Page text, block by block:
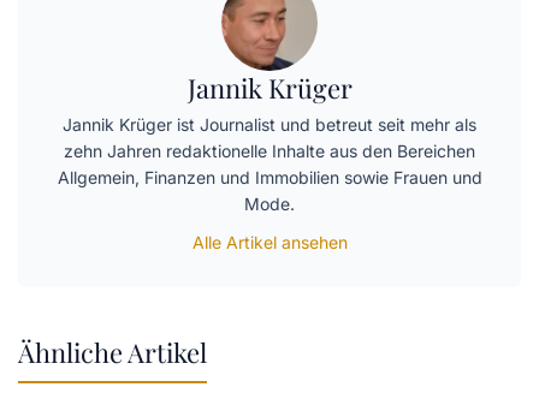
Jannik Krüger
Jannik Krüger ist Journalist und betreut seit mehr als
zehn Jahren redaktionelle Inhalte aus den Bereichen
Allgemein, Finanzen und Immobilien sowie Frauen und
Mode.
Alle Artikel ansehen
Ähnliche Artikel